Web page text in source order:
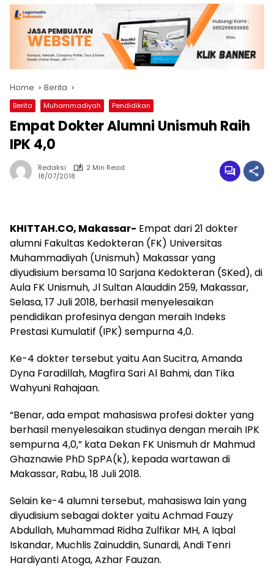
Home Berita
Berita Muhammadiyah Pendidikan
Empat Dokter Alumni Unismuh Raih
IPK 4,0
Redaksi
2 Min Read
18/07/2018
KHITTAH.CO, Makassar- Empat dari 21 dokter
alumni Fakultas Kedokteran (FK) Universitas
Muhammadiyah (Unismuh) Makassar yang
diyudisium bersama 10 Sarjana Kedokteran (SKed), di
Aula FK Unismuh, Jl Sultan Alauddin 259, Makassar,
Selasa, 17 Juli 2018, berhasil menyelesaikan
pendidikan profesinya dengan meraih Indeks
Prestasi Kumulatif (IPK) sempurna 4,0.
Ke-4 dokter tersebut yaitu Aan Sucitra, Amanda
Dyna Faradillah, Magfira Sari Al Bahmi, dan Tika
Wahyuni Rahajaan.
“Benar, ada empat mahasiswa profesi dokter yang
berhasil menyelesaikan studinya dengan meraih IPK
sempurna 4,0,” kata Dekan FK Unismuh dr Mahmud
Ghaznawie PhD SpPA(k), kepada wartawan di
Makassar, Rabu, 18 Juli 2018.
Selain ke-4 alumni tersebut, mahasiswa lain yang
diyudisium sebagai dokter yaitu Achmad Fauzy
Abdullah, Muhammad Ridha Zulfikar MH, A Iqbal
Iskandar, Muchlis Zainuddin, Sunardi, Andi Tenri
Hardiyanti Atoga, Azhar Fauzan.